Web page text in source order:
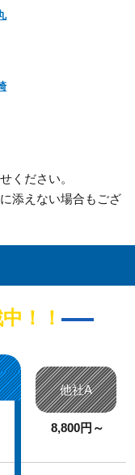
ください。
添えない場合もござ
！！
他社A
8,800円～